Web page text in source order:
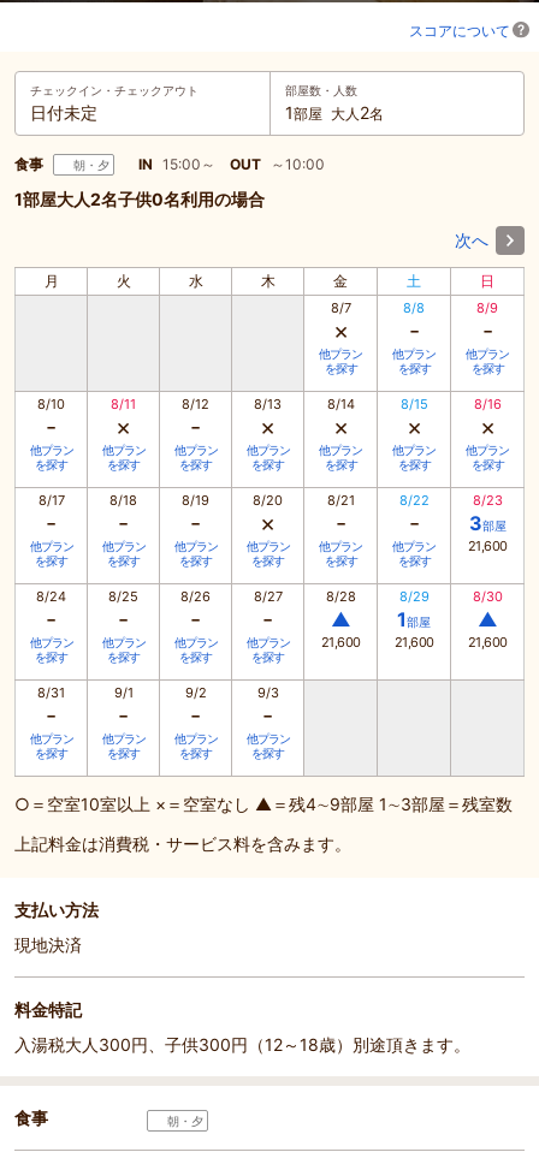
スコアについて
チェックイン・ チェックアウト
日付未定
部屋数・人数
1部屋 大人 2名
食事 朝・夕 IN 15:00～ OUT ～10:00
1部屋大人2名子供0名利用の場合
次へ
月 火 水 木 金 土 日
8/7
×
他プラン
を探す
8/8
-
他プラン
を探す
8/9
-
他プラン
を探す
8/10
-
他プラン
を探す
8/11
×
他プラン
を探す
8/12
-
他プラン
を探す
8/13
×
他プラン
を探す
8/14
×
他プラン
を探す
8/15
×
他プラン
を探す
8/16
×
他プラン
を探す
8/17
-
他プラン
を探す
8/18
-
他プラン
を探す
8/19
-
他プラン
を探す
8/20
×
他プラン
を探す
8/21
-
他プラン
を探す
8/22
-
他プラン
を探す
8/23
3部屋
21,600
8/24
-
他プラン
を探す
8/25
-
他プラン
を探す
8/26
-
他プラン
を探す
8/27
-
他プラン
を探す
8/28
▲
21,600
8/29
1部屋
21,600
8/30
▲
21,600
8/31
-
他プラン
を探す
9/1
-
他プラン
を探す
9/2
-
他プラン
を探す
9/3
-
他プラン
を探す
○＝空室10室以上 ×＝空室なし ▲＝残4∼9部屋 1∼3部屋＝残室数
上記料金は消費税・サービス料を含みます。
支払い方法
現地決済
料金特記
入湯税大人300円、子供300円（12～18歳）別途頂きます。
食事 朝・夕